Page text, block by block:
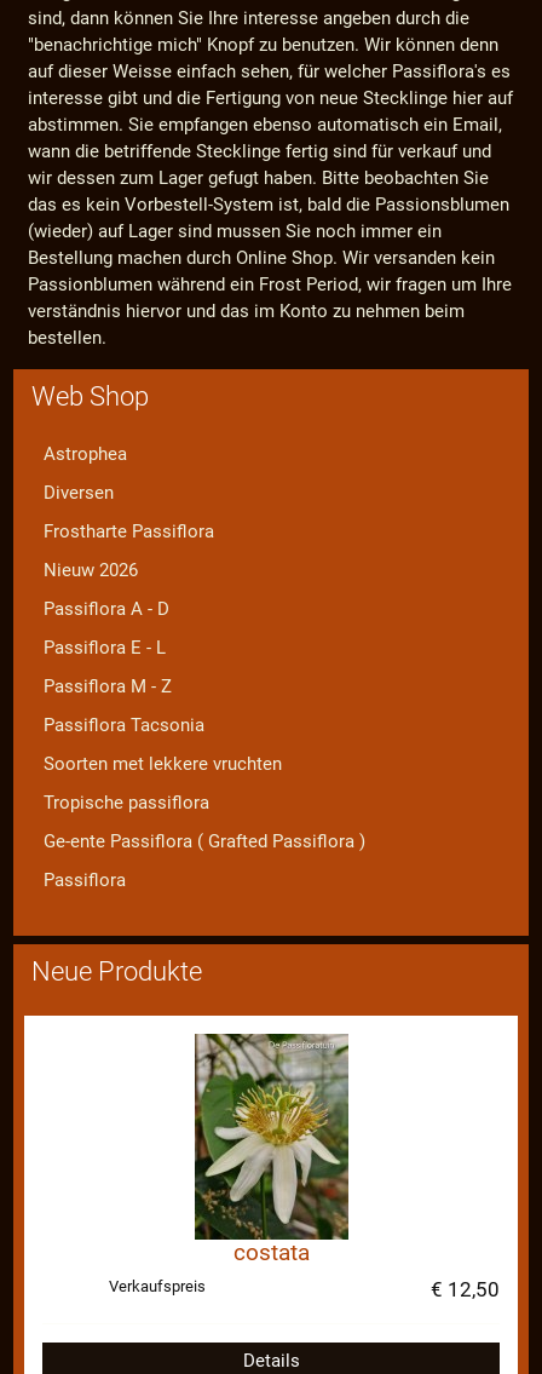
sind, dann können Sie Ihre interesse angeben durch die
"benachrichtige mich" Knopf zu benutzen. Wir können denn
auf dieser Weisse einfach sehen, für welcher Passiflora's es
interesse gibt und die Fertigung von neue Stecklinge hier auf
abstimmen. Sie empfangen ebenso automatisch ein Email,
wann die betriffende Stecklinge fertig sind für verkauf und
wir dessen zum Lager gefugt haben. Bitte beobachten Sie
das es kein Vorbestell-System ist, bald die Passionsblumen
(wieder) auf Lager sind mussen Sie noch immer ein
Bestellung machen durch Online Shop. Wir versanden kein
Passionblumen während ein Frost Period, wir fragen um Ihre
verständnis hiervor und das im Konto zu nehmen beim
bestellen.
Web Shop
Astrophea
Diversen
Frostharte Passiflora
Nieuw 2026
Passiflora A - D
Passiflora E - L
Passiflora M - Z
Passiflora Tacsonia
Soorten met lekkere vruchten
Tropische passiflora
Ge-ente Passiflora ( Grafted Passiflora )
Passiflora
Neue Produkte
costata
Verkaufspreis € 12,50
Details